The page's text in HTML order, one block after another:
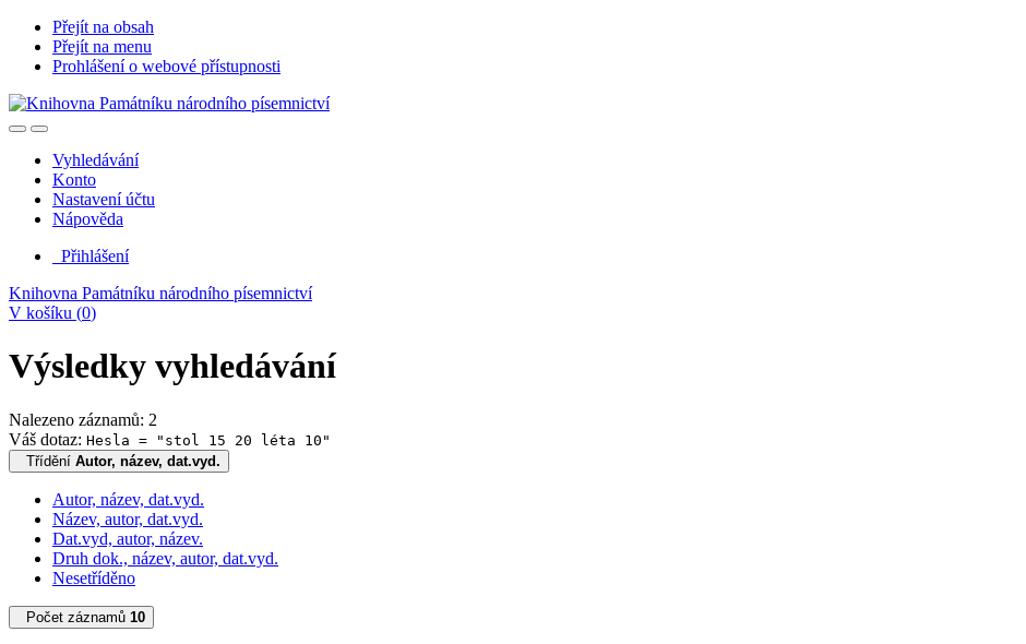
Přejít na obsah
Přejít na menu
Prohlášení o webové přístupnosti
Vyhledávání
Konto
Nastavení účtu
Nápověda
Přihlášení
Knihovna Památníku národního písemnictví
V košíku (0)
Výsledky vyhledávání
Nalezeno záznamů: 2
Váš dotaz: Hesla = "stol 15 20 léta 10"
Třídění Autor, název, dat.vyd.
Autor, název, dat.vyd.
Název, autor, dat.vyd.
Dat.vyd, autor, název.
Druh dok., název, autor, dat.vyd.
Nesetříděno
Počet záznamů 10